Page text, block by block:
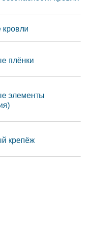
кровли
плёнки
элементы
крепёж